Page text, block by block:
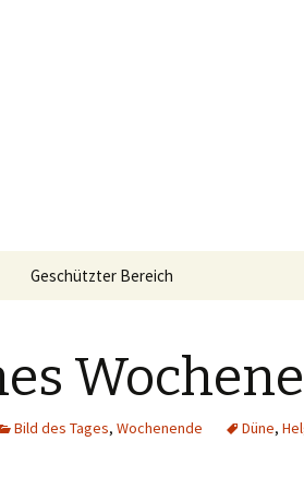
Geschützter Bereich
Glühweinwanderung
Grillen mit der
Nachbarschaft
Bild des Tages, Wochenende Düne,